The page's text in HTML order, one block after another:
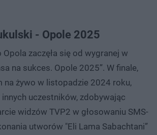
- Opole 2025
zaczęła się od wygranej w
na sukces. Opole 2025”. W finale,
na żywo w listopadzie 2024 roku,
innych uczestników, zdobywając
widzów TVP2 w głosowaniu SMS-
utworów "Eli Lama Sabachtani”